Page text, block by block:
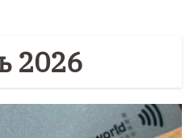
2026